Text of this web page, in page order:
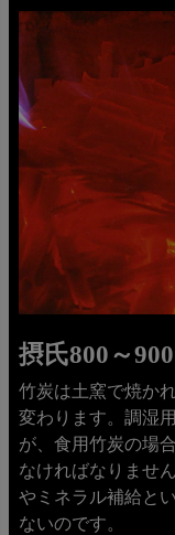
摂氏800～
竹炭は土窯で焼か
変わります。調湿
が、食用竹炭の場
なければなりませ
やミネラル補給と
ないのです。